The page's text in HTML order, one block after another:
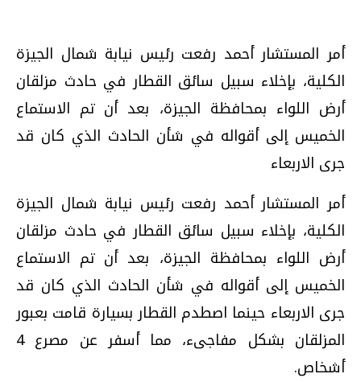
أمر المستشار أحمد رفعت رئيس نيابة شمال الجيزة
الكلية، بإخلاء سبيل سائق القطار في حادث مزلقان
أرض اللواء بمحافظة الجيزة، بعد أن تم الاستماع
الخميس إلى أقواله في شأن الحادث الذي كان قد
جرى الاربعاء
أمر المستشار أحمد رفعت رئيس نيابة شمال الجيزة
الكلية، بإخلاء سبيل سائق القطار في حادث مزلقان
أرض اللواء بمحافظة الجيزة، بعد أن تم الاستماع
الخميس إلى أقواله في شأن الحادث الذي كان قد
جرى الاربعاء حينما اصطدم القطار بسيارة قامت بعبور
المزلقان بشكل مفاجىء، مما أسفر عن مصرع 4
أشخاص.